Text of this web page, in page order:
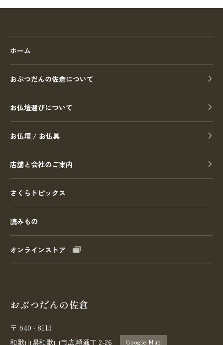
ホーム
おぶつだんの佐倉について
お仏壇選びについて
お仏壇 / お仏具
店舗と会社のご案内
さくらトピックス
読みもの
オンラインストア
おぶつだんの佐倉
〒 640 - 8113
和歌山県和歌山市広瀬通丁 2-26 Google Map